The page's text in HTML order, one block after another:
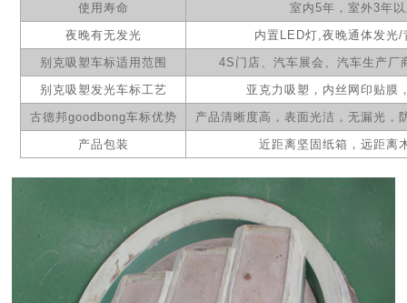
使用寿命
室内5年，室外3年
夜晚有无发光
内置 LED灯,夜晚通体发光/
别克吸塑车标适用范围 4S 门店、汽车展会、汽车生产厂
别克吸塑发光车标工艺
亚克力吸塑，内丝网印贴膜
古德邦goodbong车标优势
产品清晰度高，表面光洁，无漏光，
产品包装
近距离坚固纸箱，远距离